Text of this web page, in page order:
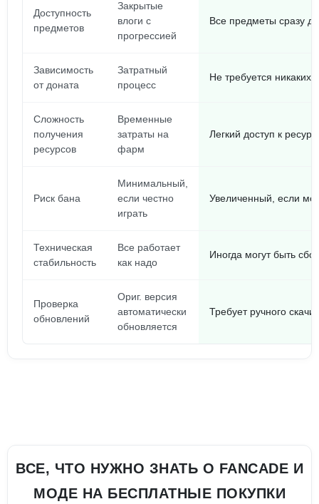
Доступность
предметов
Закрытые
влоги с
прогрессией
Все предметы сразу
Зависимость
от доната
Затратный
процесс
Не требуется никаких
Сложность
получения
ресурсов
Временные
затраты на
фарм
Легкий доступ к
Риск бана
Минимальный,
если честно
играть
Увеличенный, если
Техническая
стабильность
Все работает
как надо
Иногда могут быть
Проверка
обновлений
Ориг. версия
автоматически
обновляется
Требует ручного
ВСЕ, ЧТО НУЖНО ЗНАТЬ О FANCADE И
МОДЕ НА БЕСПЛАТНЫЕ ПОКУПКИ